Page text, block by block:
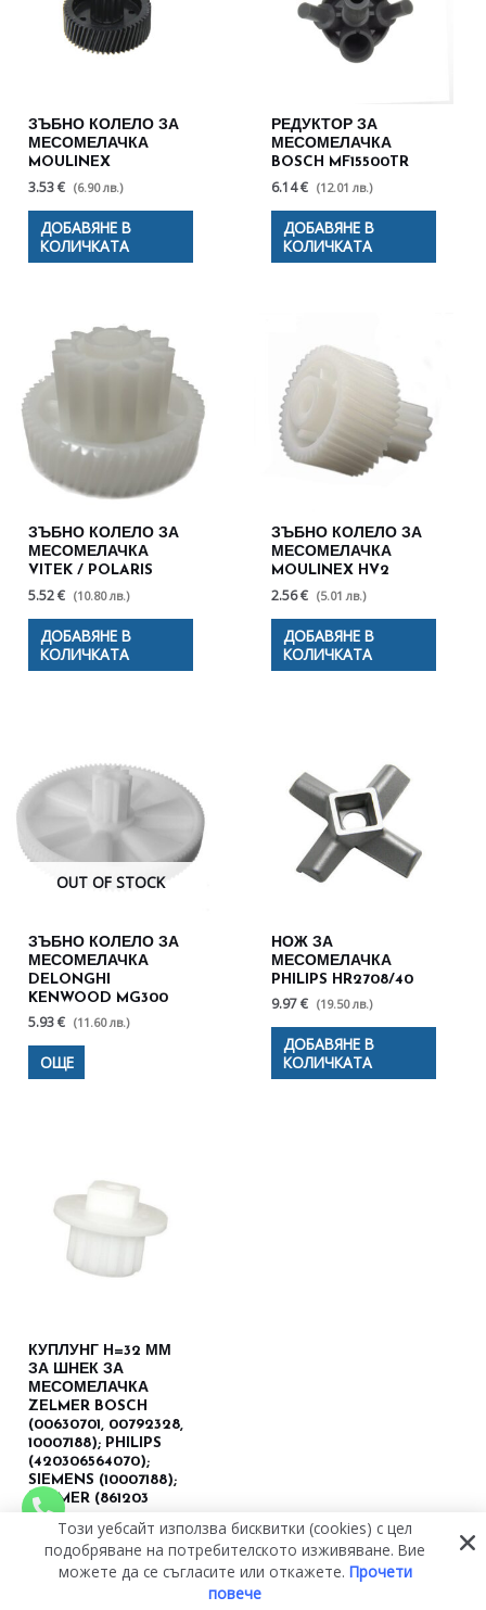
ЗЪБНО КОЛЕЛО ЗА
МЕСОМЕЛАЧКА
MOULINEX
3.53 € (6.90 лв.)
ДОБАВЯНЕ В
КОЛИЧКАТА
РЕДУКТОР ЗА
МЕСОМЕЛАЧКА
BOSCH MF15500TR
6.14 € (12.01 лв.)
ДОБАВЯНЕ В
КОЛИЧКАТА
ЗЪБНО КОЛЕЛО ЗА
МЕСОМЕЛАЧКА
VITEK / POLARIS
5.52 € (10.80 лв.)
ДОБАВЯНЕ В
КОЛИЧКАТА
ЗЪБНО КОЛЕЛО ЗА
МЕСОМЕЛАЧКА
MOULINEX HV2
2.56 € (5.01 лв.)
ДОБАВЯНЕ В
КОЛИЧКАТА
OUT OF STOCK
ЗЪБНО КОЛЕЛО ЗА
МЕСОМЕЛАЧКА
DELONGHI
KENWOOD MG300
5.93 € (11.60 лв.)
ОЩЕ
НОЖ ЗА
МЕСОМЕЛАЧКА
PHILIPS HR2708/40
9.97 € (19.50 лв.)
ДОБАВЯНЕ В
КОЛИЧКАТА
КУПЛУНГ H=32 ММ
ЗА ШНЕК ЗА
МЕСОМЕЛАЧКА
ZELMER BOSCH
(00630701, 00792328,
10007188); PHILIPS
(420306564070);
SIEMENS (10007188);
ZELMER (861203
4.81 € (9.41 лв.)
ДОБАВЯНЕ В
КОЛИЧКАТА
Този уебсайт използва бисквитки (cookies) с цел
подобряване на потребителското изживяване. Вие
можете да се съгласите или откажете. Прочети
повече